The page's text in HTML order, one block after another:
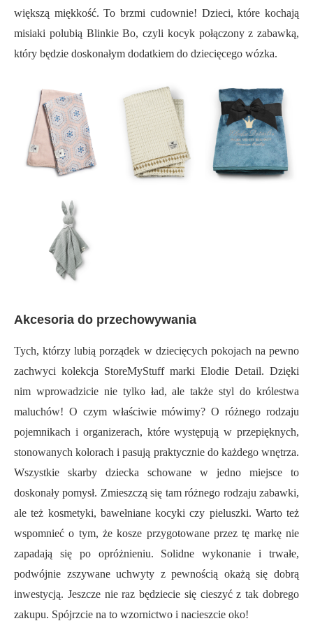
większą miękkość. To brzmi cudownie! Dzieci, które kochają
misiaki polubią Blinkie Bo, czyli kocyk połączony z zabawką,
który będzie doskonałym dodatkiem do dziecięcego wózka.
Akcesoria do przechowywania
Tych, którzy lubią porządek w dziecięcych pokojach na pewno
zachwyci kolekcja StoreMyStuff marki Elodie Detail. Dzięki
nim wprowadzicie nie tylko ład, ale także styl do królestwa
maluchów! O czym właściwie mówimy? O różnego rodzaju
pojemnikach i organizerach, które występują w przepięknych,
stonowanych kolorach i pasują praktycznie do każdego wnętrza.
Wszystkie skarby dziecka schowane w jedno miejsce to
doskonały pomysł. Zmieszczą się tam różnego rodzaju zabawki,
ale też kosmetyki, bawełniane kocyki czy pieluszki. Warto też
wspomnieć o tym, że kosze przygotowane przez tę markę nie
zapadają się po opróżnieniu. Solidne wykonanie i trwałe,
podwójnie zszywane uchwyty z pewnością okażą się dobrą
inwestycją. Jeszcze nie raz będziecie się cieszyć z tak dobrego
zakupu. Spójrzcie na to wzornictwo i nacieszcie oko!